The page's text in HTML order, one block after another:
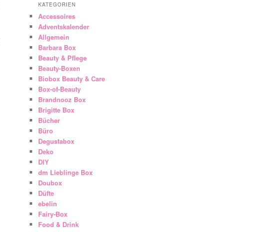
KATEGORIEN
Accessoires
Adventskalender
Allgemein
Barbara Box
Beauty & Pflege
Beauty-Boxen
Biobox Beauty & Care
Box-of-Beauty
Brandnooz Box
Brigitte Box
Bücher
Büro
Degustabox
Deko
DIY
dm Lieblinge Box
Doubox
Düfte
ebelin
Fairy-Box
Food & Drink